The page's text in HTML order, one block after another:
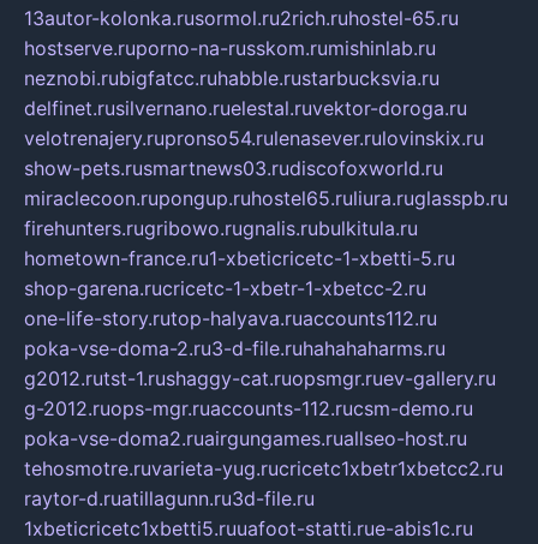
13autor-kolonka.rusormol.ru2rich.ruhostel-65.ru
hostserve.ruporno-na-russkom.rumishinlab.ru
neznobi.rubigfatcc.ruhabble.rustarbucksvia.ru
delfinet.rusilvernano.ruelestal.ruvektor-doroga.ru
velotrenajery.rupronso54.rulenasever.rulovinskix.ru
show-pets.rusmartnews03.rudiscofoxworld.ru
miraclecoon.rupongup.ruhostel65.ruliura.ruglasspb.ru
firehunters.rugribowo.rugnalis.rubulkitula.ru
hometown-france.ru1-xbeticricetc-1-xbetti-5.ru
shop-garena.rucricetc-1-xbetr-1-xbetcc-2.ru
one-life-story.rutop-halyava.ruaccounts112.ru
poka-vse-doma-2.ru3-d-file.ruhahahaharms.ru
g2012.rutst-1.rushaggy-cat.ruopsmgr.ruev-gallery.ru
g-2012.ruops-mgr.ruaccounts-112.rucsm-demo.ru
poka-vse-doma2.ruairgungames.ruallseo-host.ru
tehosmotre.ruvarieta-yug.rucricetc1xbetr1xbetcc2.ru
raytor-d.ruatillagunn.ru3d-file.ru
1xbeticricetc1xbetti5.ruuafoot-statti.rue-abis1c.ru